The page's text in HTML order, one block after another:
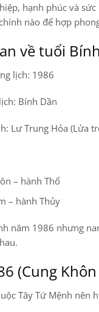
hạnh phúc và sức
nào để hợp
về tuổi
lịch: 1986
Bính Dần
Lư Trung Hỏa (Lửa
– hành Thổ
– hành Thủy
năm 1986 nhưng
.
(Cung
Tây Tứ Mệnh nên